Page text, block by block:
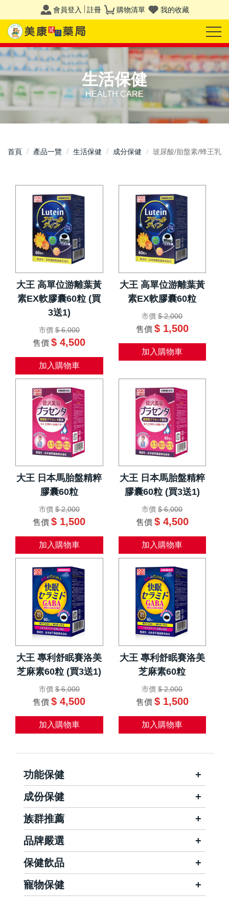
會員登入 註冊 購物清單 我的收藏
生活保健
HEALTH CARE
首頁 產品一覽 生活保健 成分保健 玻尿酸/胎盤素/蜂王乳
大王 高單位游離葉黃
素EX軟膠囊60粒 (買
3送1)
市價 $ 6,000
售價 $ 4,500
加入購物車
大王 高單位游離葉黃
素EX軟膠囊60粒
市價 $ 2,000
售價 $ 1,500
加入購物車
大王 日本馬胎盤精粹
膠囊60粒
市價 $ 2,000
售價 $ 1,500
加入購物車
大王 日本馬胎盤精粹
膠囊60粒 (買3送1)
市價 $ 6,000
售價 $ 4,500
加入購物車
大王 專利舒眠賽洛美
芝麻素60粒 (買3送1)
市價 $ 6,000
售價 $ 4,500
加入購物車
大王 專利舒眠賽洛美
芝麻素60粒
市價 $ 2,000
售價 $ 1,500
加入購物車
功能保健
成份保健
族群推薦
品牌嚴選
保健飲品
寵物保健